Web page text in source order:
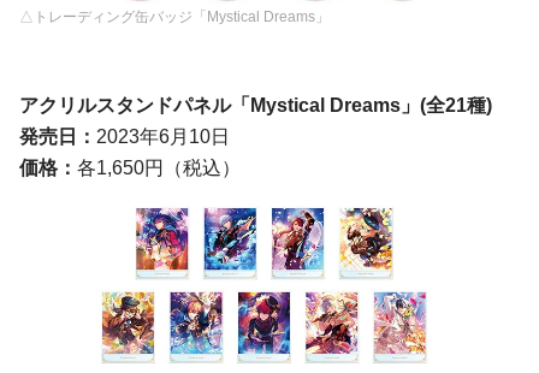
△トレーディング缶バッジ「Mystical Dreams」
アクリルスタンドパネル「Mystical Dreams」 (全21種)
発売日： 2023年6月10日
価格： 各1,650円（税込）